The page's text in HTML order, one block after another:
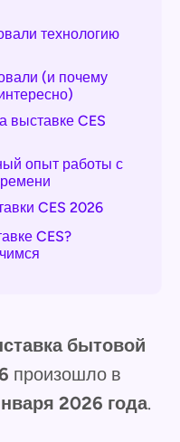
технологию
(и почему
выставке CES
опыт работы с
CES 2026
CES?
бытовой
произошло в
2026 года.